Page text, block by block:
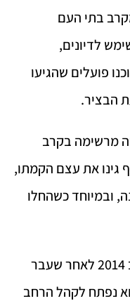
בתי העם
לדיונים,
פועלים שהגיעו
הבציר.
מרשימה בקרב
גינו את עצם הקמתו,
ובמיוחד כשהחלו
וב 2014 לאחר שעבר
נפתח לקהל הרחב